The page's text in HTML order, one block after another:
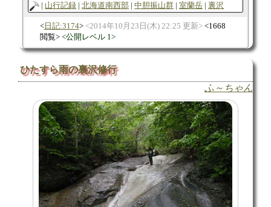
山行記録
北海道南西部 中胆振山群 室蘭岳 裏沢
日記:3174 2014年10月23日(木) 22:25 更新
1668
閲覧
公開レベル 1
ひたすら雨の裏沢修行
ふ～ちゃん